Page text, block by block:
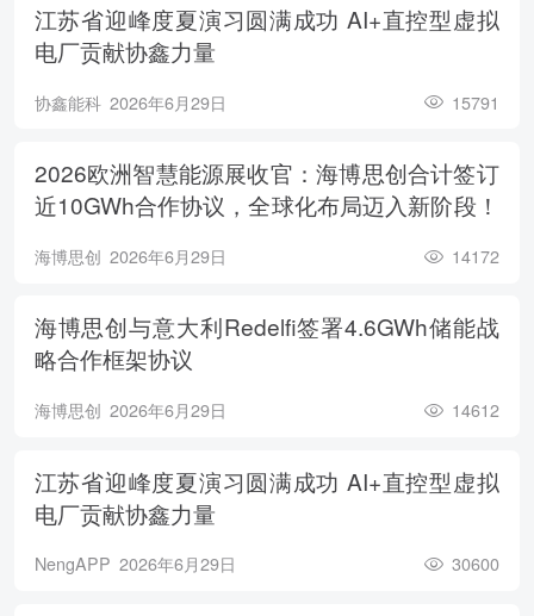
江苏省迎峰度夏演习圆满成功 AI+直控型虚拟
电厂贡献协鑫力量
协鑫能科 2026年6月29日 15791
2026欧洲智慧能源展收官：海博思创合计签订
近10GWh合作协议，全球化布局迈入新阶段！
海博思创 2026年6月29日 14172
海博思创与意大利Redelfi签署4.6GWh储能战
略合作框架协议
海博思创 2026年6月29日 14612
江苏省迎峰度夏演习圆满成功 AI+直控型虚拟
电厂贡献协鑫力量
NengAPP 2026年6月29日 30600